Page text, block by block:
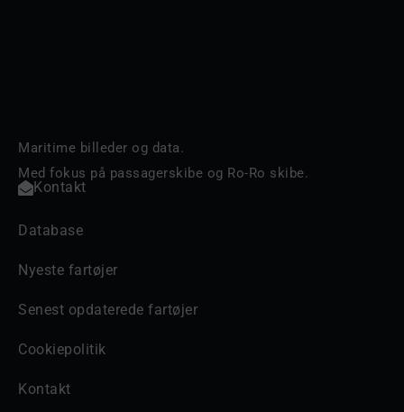
Maritime billeder og data.
Med fokus på passagerskibe og Ro-Ro skibe.
Kontakt
Database
Nyeste fartøjer
Senest opdaterede fartøjer
Cookiepolitik
Kontakt